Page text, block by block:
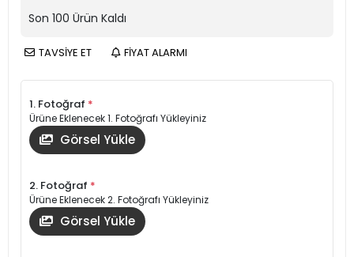
Son 100 Ürün Kaldı
TAVSİYE ET FİYAT ALARMI
1. Fotoğraf *
Ürüne Eklenecek 1. Fotoğrafı Yükleyiniz
Görsel Yükle
2. Fotoğraf *
Ürüne Eklenecek 2. Fotoğrafı Yükleyiniz
Görsel Yükle